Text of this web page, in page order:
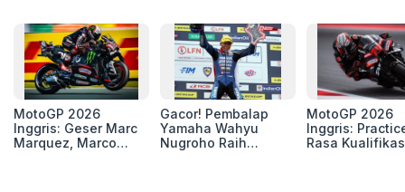
MotoGP 2026
Inggris: Geser Marc
Marquez, Marco
Gacor! Pembalap
Yamaha Wahyu
Nugroho Raih
MotoGP 2026
Inggris:
Rasa